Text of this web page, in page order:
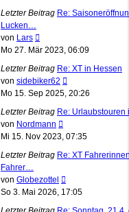
Letzter Beitrag Re:
Lucken…
von Lars
Beitrag
Mo 27. Mär 2023, 06:09
Letzter Beitrag Re: XT in Hessen
von sidebiker62
Beitrag
Mo 15. Sep 2025, 20:26
Letzter Beitrag Re: Urlaubstouren
von Nordmann
Beitrag
Mi 15. Nov 2023, 07:35
Letzter Beitrag Re: XT
Fahrer…
von Globezottel
Beitrag
So 3. Mai 2026, 17:05